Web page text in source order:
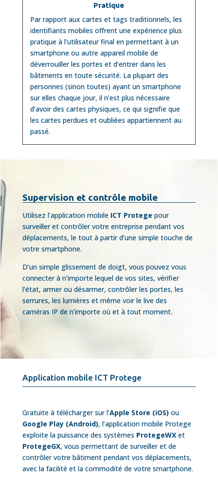
Pratique
Par rapport aux cartes et tags traditionnels, les
identifiants mobiles offrent une expérience plus
pratique à l’utilisateur final en permettant à un
smartphone ou autre appareil mobile de
déverrouiller les portes et d’entrer dans les
bâtiments en toute sécurité. La plupart des
personnes (sinon toutes) ayant un smartphone
sur elles chaque jour, il n’est plus nécessaire
d’avoir des cartes physiques, ce qui signifie que
les cartes perdues et oubliées appartiennent au
passé.
Supervision et contrôle mobile
Utilisez l’application mobileICT Protege pour
surveiller et contrôler votre entreprise pendant vos
déplacements, le tout à partir d’une simple touche de
votre smartphone.
D’un simple glissement de doigt, vous pouvez vous
connecter à n’importe lequel de vos sites, vérifier
l’état, armer ou désarmer, contrôler les portes, les
serrures, les lumières et même voir le live des
caméras IP de n’importe où et à tout moment.
Application mobile ICT Protege
Gratuite à télécharger sur l’Apple Store (iOS) ou
Google Play (Android), l’application mobile Protege
exploite la puissance des systèmes ProtegeWXet
ProtegeGX, vous permettant de surveiller et de
contrôler votre bâtiment pendant vos déplacements,
avec la facilité et la commodité de votre smartphone.